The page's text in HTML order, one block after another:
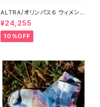
ALTRA/オリンパス６ ウィメンズ
TEAL
¥24,255
10%OFF